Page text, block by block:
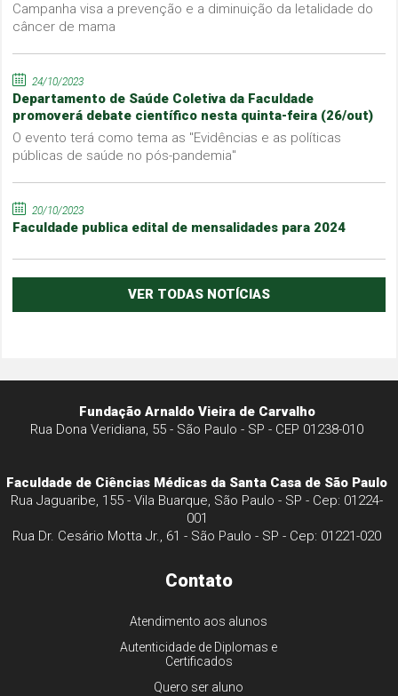
Campanha visa a prevenção e a diminuição da letalidade do
câncer de mama
24/10/2023
Departamento de Saúde Coletiva da Faculdade
promoverá debate científico nesta quinta-feira (26/out)
O evento terá como tema as "Evidências e as políticas
públicas de saúde no pós-pandemia"
20/10/2023
Faculdade publica edital de mensalidades para 2024
VER TODAS NOTÍCIAS
Fundação Arnaldo Vieira de Carvalho
Rua Dona Veridiana, 55 - São Paulo - SP - CEP 01238-010
Faculdade de Ciências Médicas da Santa Casa de São Paulo
Rua Jaguaribe, 155 - Vila Buarque, São Paulo - SP - Cep: 01224-
001
Rua Dr. Cesário Motta Jr., 61 - São Paulo - SP - Cep: 01221-020
Contato
Atendimento aos alunos
Autenticidade de Diplomas e
Certificados
Quero ser aluno